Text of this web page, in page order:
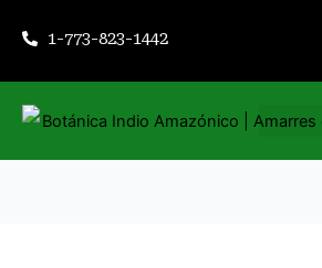
contenido
1-773-823-1442